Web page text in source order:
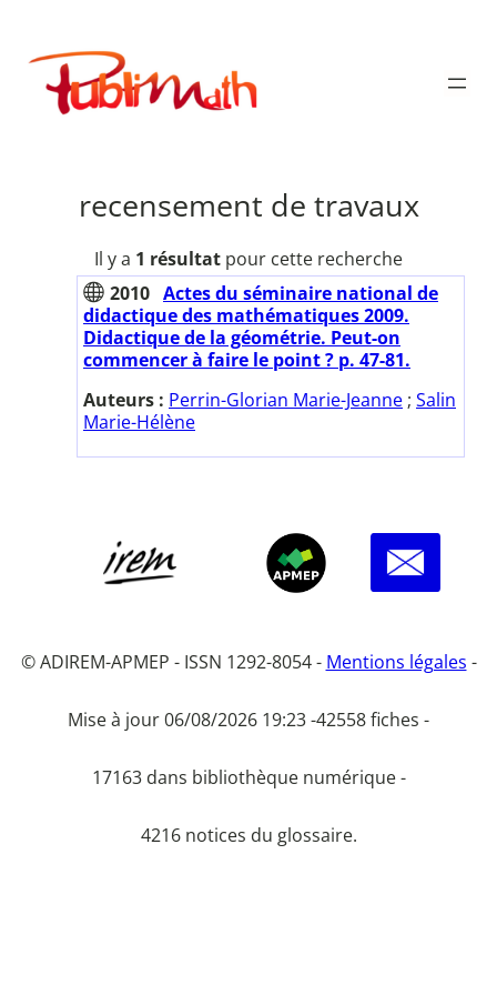
contenu
Publimath
recensement de travaux
Il y a 1 résultat pour cette recherche
2010 Actes du séminaire national de
didactique des mathématiques 2009.
Didactique de la géométrie. Peut-on
commencer à faire le point ? p. 47-81.
Auteurs : Perrin-Glorian Marie-Jeanne ; Salin
Marie-Hélène
© ADIREM-APMEP - ISSN 1292-8054 - Mentions légales -
Mise à jour 06/08/2026 19:23 -42558 fiches -
17163 dans bibliothèque numérique -
4216 notices du glossaire.